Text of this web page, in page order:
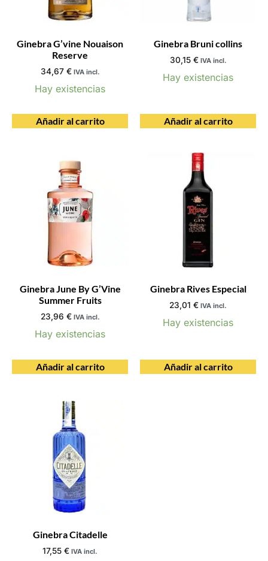
Ginebra G’vine Nouaison
Reserve
34,67 € IVA incl.
Hay existencias
Añadir al carrito
Ginebra Bruni collins
30,15 € IVA incl.
Hay existencias
Añadir al carrito
Ginebra June By G’Vine
Summer Fruits
23,96 € IVA incl.
Hay existencias
Añadir al carrito
Ginebra Rives Especial
23,01 € IVA incl.
Hay existencias
Añadir al carrito
Ginebra Citadelle
17,55 € IVA incl.